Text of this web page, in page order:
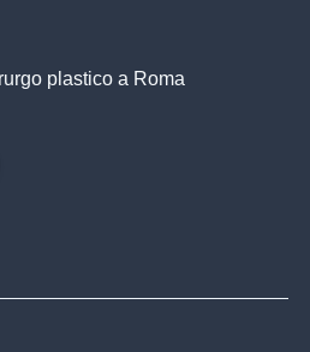
plastico a Roma